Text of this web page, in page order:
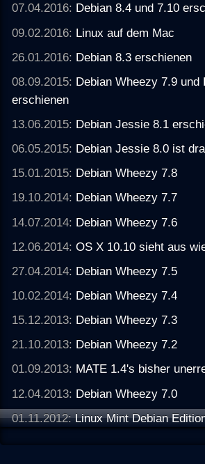
07.04.2016: Debian 8.4 und 7.10
09.02.2016: Linux auf dem Mac
26.01.2016: Debian 8.3 erschienen
08.09.2015: Debian Wheezy 7.9 und
erschienen
13.06.2015: Debian Jessie 8.1
06.05.2015: Debian Jessie 8.0 ist
15.01.2015: Debian Wheezy 7.8
19.10.2014: Debian Wheezy 7.7
14.07.2014: Debian Wheezy 7.6
12.06.2014:OS X 10.10 sieht aus
27.04.2014: Debian Wheezy 7.5
10.02.2014: Debian Wheezy 7.4
15.12.2013: Debian Wheezy 7.3
21.10.2013: Debian Wheezy 7.2
01.09.2013: MATE 1.4's bisher
12.04.2013: Debian Wheezy 7.0
01.11.2012:Linux Mint Debian